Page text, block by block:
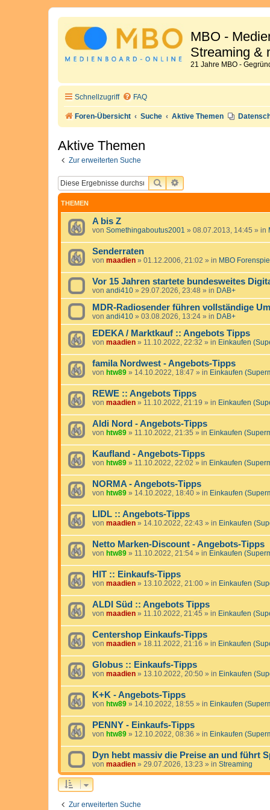
MBO -
Streaming &
21 Jahre MBO -
Schnellzugriff FAQ
Foren-Übersicht Suche Aktive Themen
Aktive Themen
Zur erweiterten Suche
SUCHEERWEITERTE SUCHE
THEMEN
A bis Z
von Somethingaboutus2001 » 08.07.2013, 14:45 » in
Senderraten
von maadien » 01.12.2006, 21:02 » in MBO
Vor 15 Jahren startete bundesweites
von andi410 » 29.07.2026, 23:48 » in DAB+
MDR-Radiosender führen vollständige
von andi410 » 03.08.2026, 13:24 » in DAB+
EDEKA / Marktkauf :: Angebots Tipps
von maadien » 11.10.2022, 22:32 » in Einkaufen
famila Nordwest - Angebots-Tipps
von htw89 » 14.10.2022, 18:47 » in Einkaufen
REWE :: Angebots Tipps
von maadien » 11.10.2022, 21:19 » in Einkaufen
Aldi Nord - Angebots-Tipps
von htw89 » 11.10.2022, 21:35 » in Einkaufen
Kaufland - Angebots-Tipps
von htw89 » 11.10.2022, 22:02 » in Einkaufen
NORMA - Angebots-Tipps
von htw89 » 14.10.2022, 18:40 » in Einkaufen
LIDL :: Angebots-Tipps
von maadien » 14.10.2022, 22:43 » in Einkaufen
Netto Marken-Discount - Angebots-Tipps
von htw89 » 11.10.2022, 21:54 » in Einkaufen
HIT :: Einkaufs-Tipps
von maadien » 13.10.2022, 21:00 » in Einkaufen
ALDI Süd :: Angebots Tipps
von maadien » 11.10.2022, 21:45 » in Einkaufen
Centershop Einkaufs-Tipps
von maadien » 18.11.2022, 21:16 » in Einkaufen
Globus :: Einkaufs-Tipps
von maadien » 13.10.2022, 20:50 » in Einkaufen
K+K - Angebots-Tipps
von htw89 » 14.10.2022, 18:55 » in Einkaufen
PENNY - Einkaufs-Tipps
von htw89 » 12.10.2022, 08:36 » in Einkaufen
Dyn hebt massiv die Preise an und führt
von maadien » 29.07.2026, 13:23 » in Streaming
Zur erweiterten Suche